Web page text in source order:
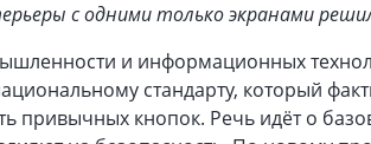
с одними только экранами
и информационных
стандарту, который
привычных кнопок. Речь идёт о